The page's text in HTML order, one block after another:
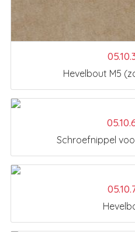
Hevelbout M5
Schroefnippel